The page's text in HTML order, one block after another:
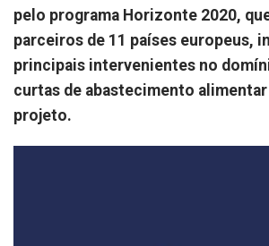
pelo programa Horizonte 2020,
parceiros de 11 países europeus,
principais intervenientes no
curtas de abastecimento
projeto.